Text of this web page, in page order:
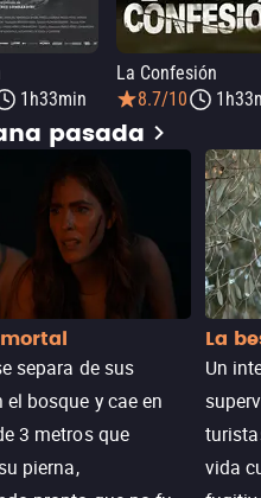
1h33min
La Confesión
8.7/10
pasada
separa de sus
bosque y cae en
3 metros que
pierna,
La
Un
vida